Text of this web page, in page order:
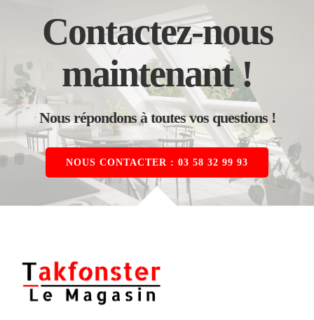
Contactez-nous
maintenant !
Nous répondons à toutes vos questions !
NOUS CONTACTER : 03 58 32 99 93